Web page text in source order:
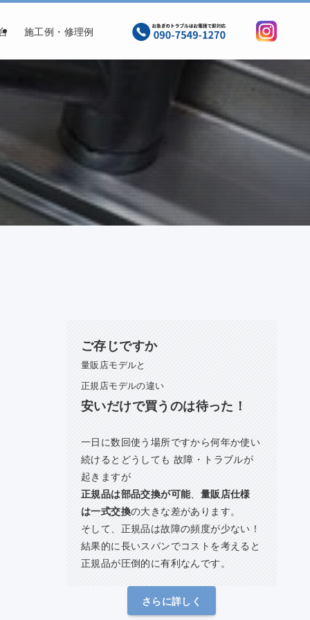
施工例・修理例
ご存じですか
量販店モデルと
正規店モデルの違い
安いだけで買うのは待った！
一日に数回使う場所ですから何年か使い
続けるとどうしても 故障・トラブルが
起きますが
正規品は部品交換が可能、 量販店仕様
は一式交換の大きな差があります。
そして、正規品は故障の頻度が少ない！
結果的に長いスパンでコストを考えると
正規品が圧倒的に有利なんです。
さらに詳しく